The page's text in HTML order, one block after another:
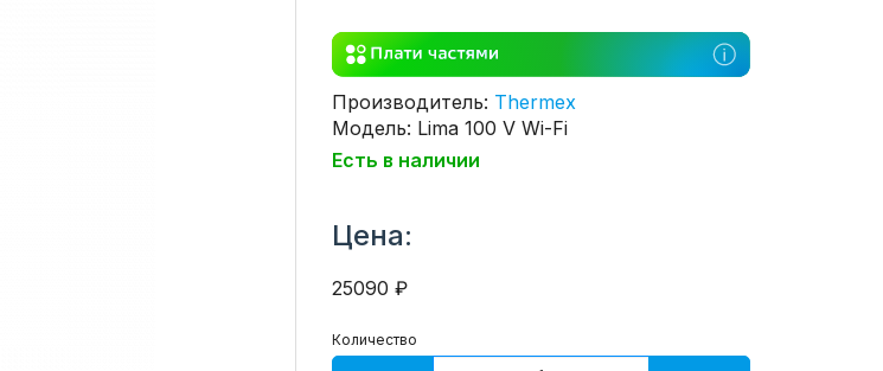
Производитель: Thermex
Модель: Lima 100 V Wi-Fi
Есть в наличии
Цена:
25090 ₽
Количество